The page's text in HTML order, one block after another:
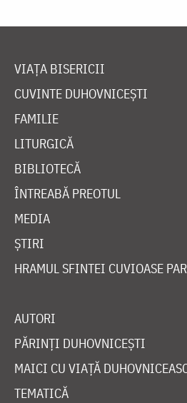
VIAȚA BISERICII
CUVINTE DUHOVNICEȘTI
FAMILIE
LITURGICĂ
BIBLIOTECĂ
ÎNTREABĂ PREOTUL
MEDIA
ȘTIRI
HRAMUL SFINTEI CUVIOASE
AUTORI
PĂRINȚI DUHOVNICEȘTI
MAICI CU VIAȚĂ
TEMATICĂ